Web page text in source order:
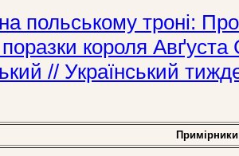
польському троні:
короля
// Український
Примірники